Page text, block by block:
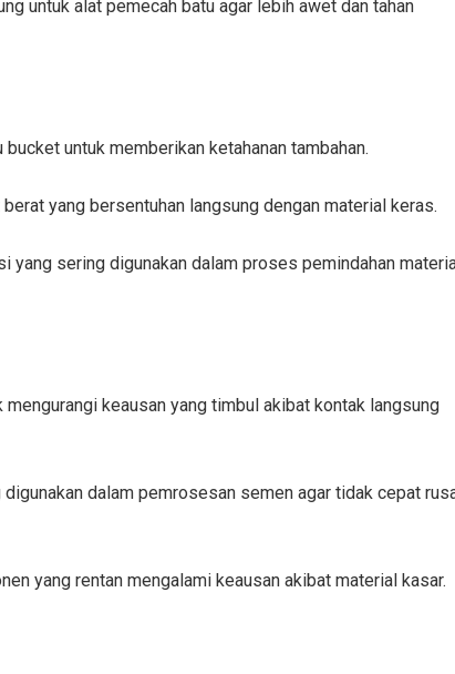
untuk alat pemecah batu agar lebih awet dan tahan
untuk memberikan ketahanan tambahan.
yang bersentuhan langsung dengan material keras.
yang sering digunakan dalam proses pemindahan
mengurangi keausan yang timbul akibat kontak langsung
digunakan dalam pemrosesan semen agar tidak cepat
yang rentan mengalami keausan akibat material kasar.